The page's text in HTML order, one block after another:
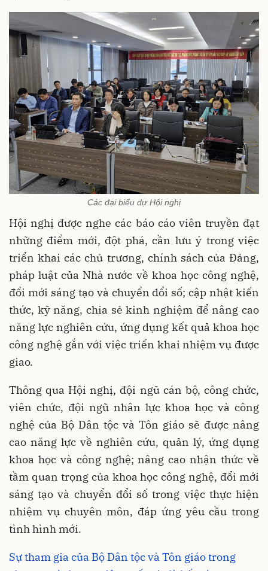
Các đại biểu dự Hội nghị
Hội nghị được nghe các báo cáo viên truyền đạt
những điểm mới, đột phá, cần lưu ý trong việc
triển khai các chủ trương, chính sách của Đảng,
pháp luật của Nhà nước về khoa học công nghệ,
đổi mới sáng tạo và chuyển dổi số; cập nhật kiến
thức, kỹ năng, chia sẻ kinh nghiệm để nâng cao
năng lực nghiên cứu, ứng dụng kết quả khoa học
công nghệ gắn với việc triển khai nhiệm vụ được
giao.
Thông qua Hội nghị, đội ngũ cán bộ, công chức,
viên chức, đội ngũ nhân lực khoa học và công
nghệ của Bộ Dân tộc và Tôn giáo sẽ được nâng
cao năng lực về nghiên cứu, quản lý, ứng dụng
khoa học và công nghệ; nâng cao nhận thức về
tầm quan trọng của khoa học công nghệ, đổi mới
sáng tạo và chuyển đổi số trong việc thực hiện
nhiệm vụ chuyên môn, đáp ứng yêu cầu trong
tình hình mới.
Sự tham gia của Bộ Dân tộc và Tôn giáo trong